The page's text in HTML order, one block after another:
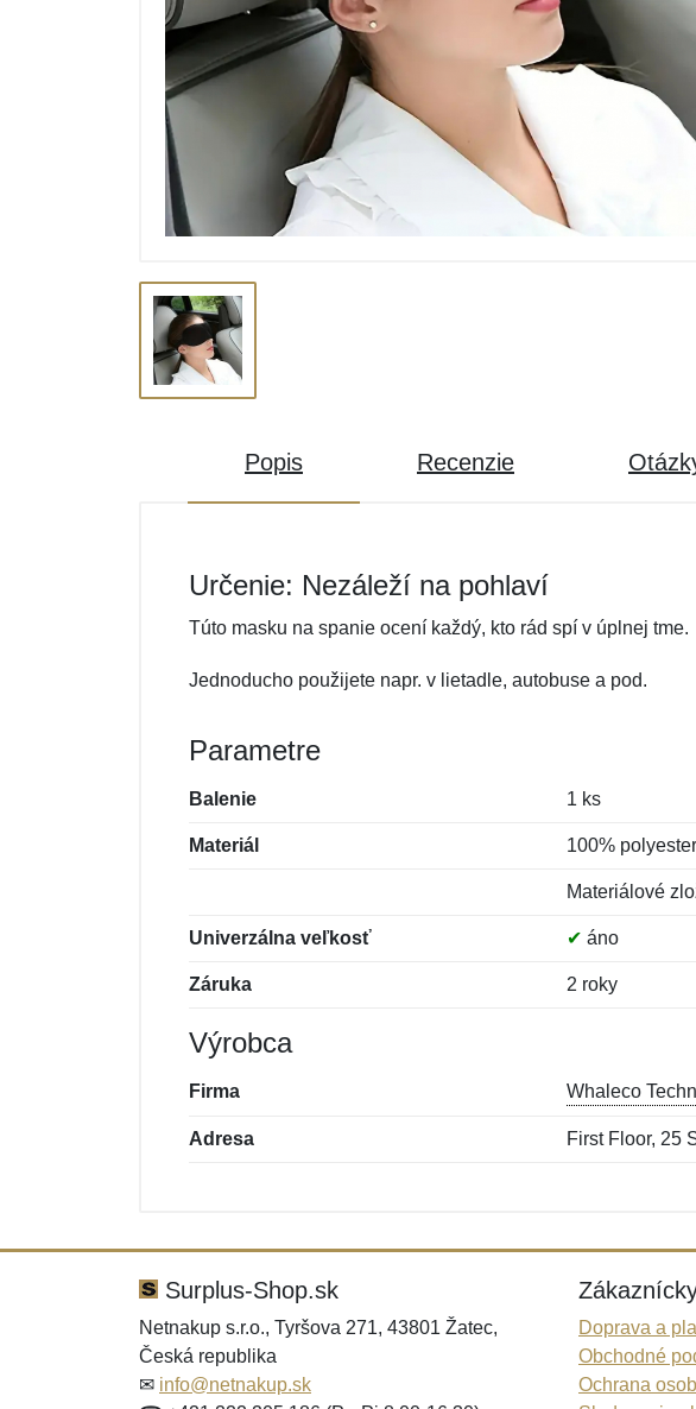
Popis Recenzie
Určenie: Nezáleží na pohlaví
Túto masku na spanie ocení každý, kto rád spí v úplnej tme.
Jednoducho použijete napr. v lietadle, autobuse a pod.
Parametre
Balenie 1 ks
Materiál 100% polyester
Materiálové
Univerzálna veľkosť ✔ áno
Záruka 2 roky
Výrobca
Firma Whaleco
Adresa First Floor, 25
Správa*
Správa*
Surplus-Shop.sk
Netnakup s.r.o., Tyršova 271, 43801 Žatec,
Česká republika
✉ info@netnakup.sk
Doprava a
Obchodné
Ochrana